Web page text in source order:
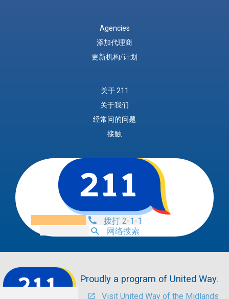
Agencies
添加代理商
更新机构/计划
关于 211
关于我们
经常问的问题
接触
拨打 2-1-1
网络搜索
Proudly a program of United Way.
Visit United Way of the Midlands